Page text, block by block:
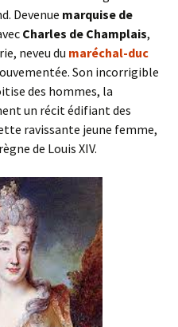
Devenue marquise de
Charles de Champlais,
neveu du maréchal-duc
Son incorrigible
des hommes, la
un récit édifiant des
ravissante jeune femme,
de Louis XIV.